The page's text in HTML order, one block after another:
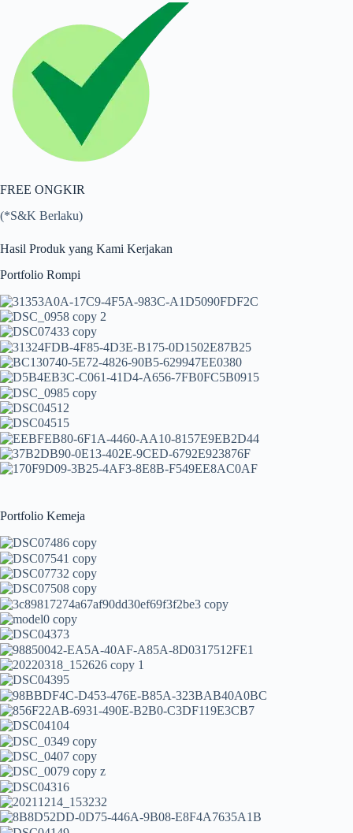
FREE ONGKIR
(*S&K Berlaku)
Hasil Produk yang Kami Kerjakan
Portfolio Rompi
Portfolio Kemeja